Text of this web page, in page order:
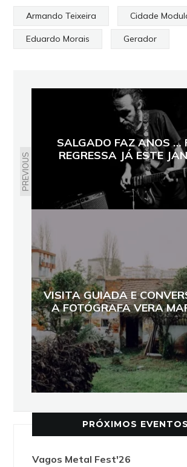
Armando Teixeira Cidade
Eduardo Morais Gerador
PREVIOUS
SALGADO FAZ ANOS …
REGRESSA JÁ ESTE
VISITA GUIADA E
A FOTÓGRAFA VERA
PRÓXIMOS EVENTOS
Vagos Metal Fest'26